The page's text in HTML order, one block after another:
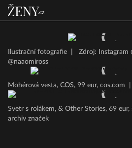
Ilustrační fotografie
Zdroj: Instagram
@naaomiross
Mohérová vesta, COS, 99 eur, cos.com
Svetr s rolákem, & Other Stories, 69 eur,
archiv značek